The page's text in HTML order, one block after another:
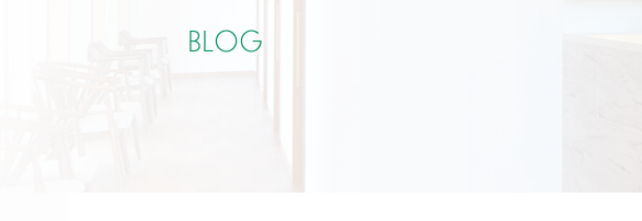
BLOG